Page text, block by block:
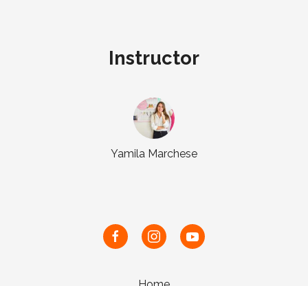
Instructor
Yamila Marchese